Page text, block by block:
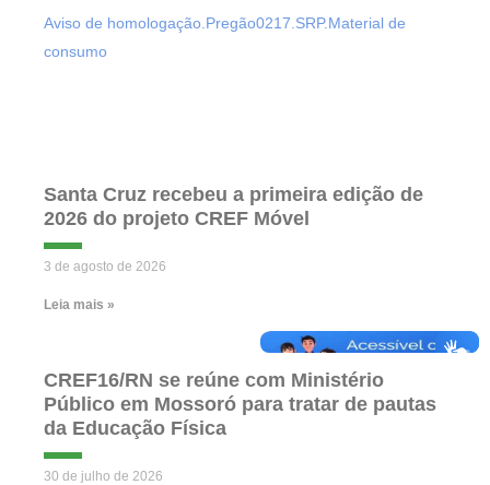
Aviso de homologação.Pregão0217.SRP.Material de
consumo
Santa Cruz recebeu a primeira edição de
2026 do projeto CREF Móvel
3 de agosto de 2026
Leia mais »
CREF16/RN se reúne com Ministério
Público em Mossoró para tratar de pautas
da Educação Física
30 de julho de 2026